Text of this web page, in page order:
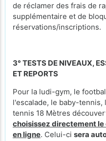
de réclamer des frais de
supplémentaire et de
réservations/inscriptions.
3° TESTS DE NIVEAUX,
ET REPORTS
Pour la ludi-gym, le
l'escalade, le baby-tennis,
tennis 18 Mètres
choisissez directement le
en ligne. Celui-ci sera